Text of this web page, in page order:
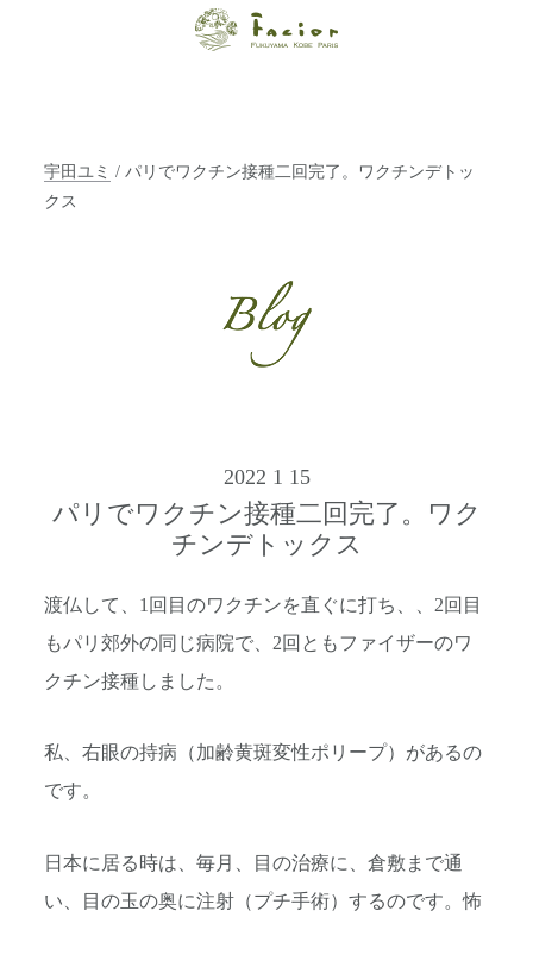
ン ファシオー
ルでご提案しま
す。
宇田ユミ / パリでワクチン接種二回完了。ワクチンデトッ
クス
2022 1 15
パリでワクチン接種二回完了。ワク
チンデトックス
渡仏して、1回目のワクチンを直ぐに打ち、、2回目
もパリ郊外の同じ病院で、2回ともファイザーのワ
クチン接種しました。
私、右眼の持病（加齢黄斑変性ポリープ）があるの
です。
日本に居る時は、毎月、目の治療に、倉敷まで通
い、目の玉の奥に注射（プチ手術）するのです。怖